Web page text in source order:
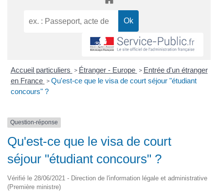
Accueil particuliers > Étranger - Europe > Entrée d'un étranger
en France > Qu'est-ce que le visa de court séjour "étudiant
concours" ?
Question-réponse
Qu'est-ce que le visa de court
séjour "étudiant concours" ?
Vérifié le 28/06/2021 - Direction de l'information légale et administrative
(Première ministre)